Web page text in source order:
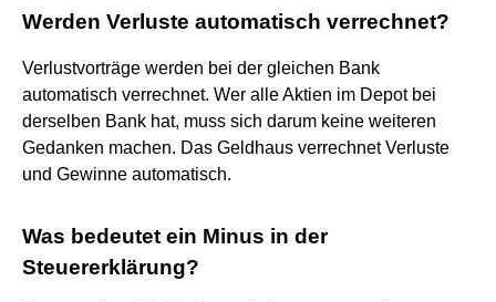
Werden Verluste automatisch verrechnet?
Verlustvorträge werden bei der gleichen Bank
automatisch verrechnet. Wer alle Aktien im Depot bei
derselben Bank hat, muss sich darum keine weiteren
Gedanken machen. Das Geldhaus verrechnet Verluste
und Gewinne automatisch.
Was bedeutet ein Minus in der
Steuererklärung?